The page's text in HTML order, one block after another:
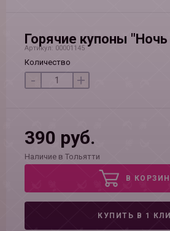
Горячие купоны
Артикул: 00001145
Количество
- +
390 руб.
Наличие в Тольятти
В
КУПИТЬ В 1